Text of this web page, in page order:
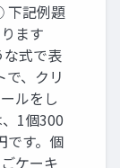
下記例題
ます
式で表
で、クリ
ルをし
1個300
です。個
ケーキ